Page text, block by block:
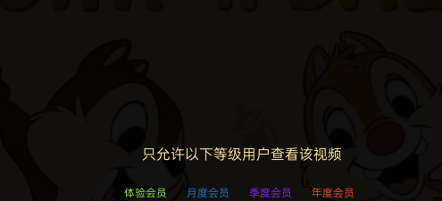
只允许以下等级用户查看该视频
体验会员 月度会员 季度会员 年度会员